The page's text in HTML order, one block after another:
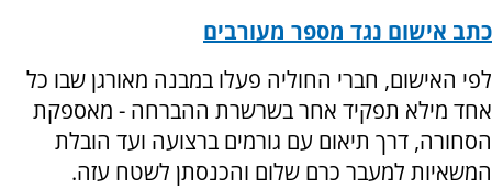
כתב אישום נגד מספר מעורבים
לפי האישום, חברי החוליה פעלו במבנה מאורגן שבו כל
אחד מילא תפקיד אחר בשרשרת ההברחה - מאספקת
הסחורה, דרך תיאום עם גורמים ברצועה ועד הובלת
המשאיות למעבר כרם שלום והכנסתן לשטח עזה.